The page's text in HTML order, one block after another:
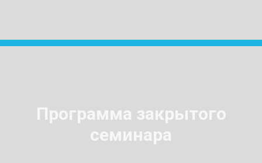
Программа закрытого
семинара